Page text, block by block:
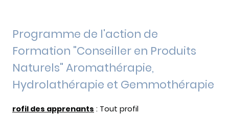
Programme de l'action de
Formation "Conseiller en Produits
Naturels" Aromathérapie,
Hydrolathérapie et Gemmothérapie
rofil des apprenants : Tout profil